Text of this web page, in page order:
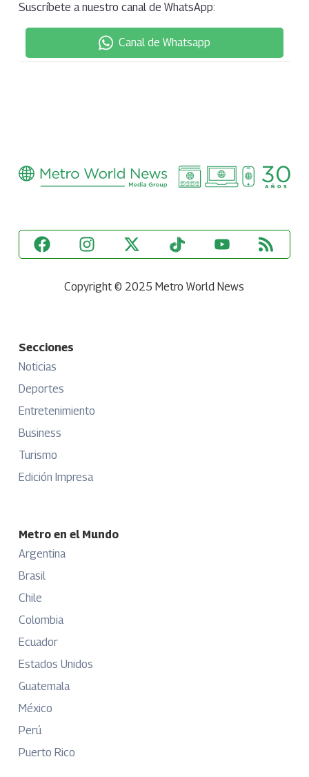
Suscríbete a nuestro canal de WhatsApp:
Canal de Whatsapp
Copyright © 2025 Metro World News
Secciones
Noticias
Deportes
Entretenimiento
Business
Turismo
Edición Impresa
Metro en el Mundo
Argentina
Brasil
Chile
Colombia
Ecuador
Estados Unidos
Guatemala
México
Perú
Puerto Rico